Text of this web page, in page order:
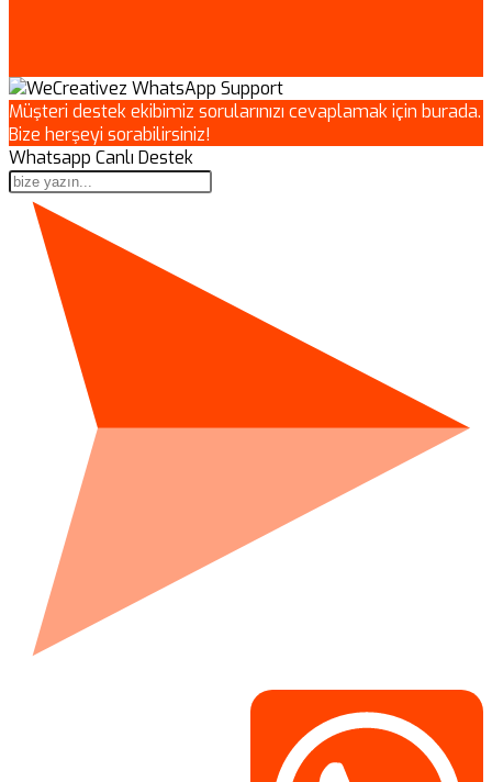
Müşteri destek ekibimiz sorularınızı cevaplamak için burada.
Bize herşeyi sorabilirsiniz!
Whatsapp Canlı Destek